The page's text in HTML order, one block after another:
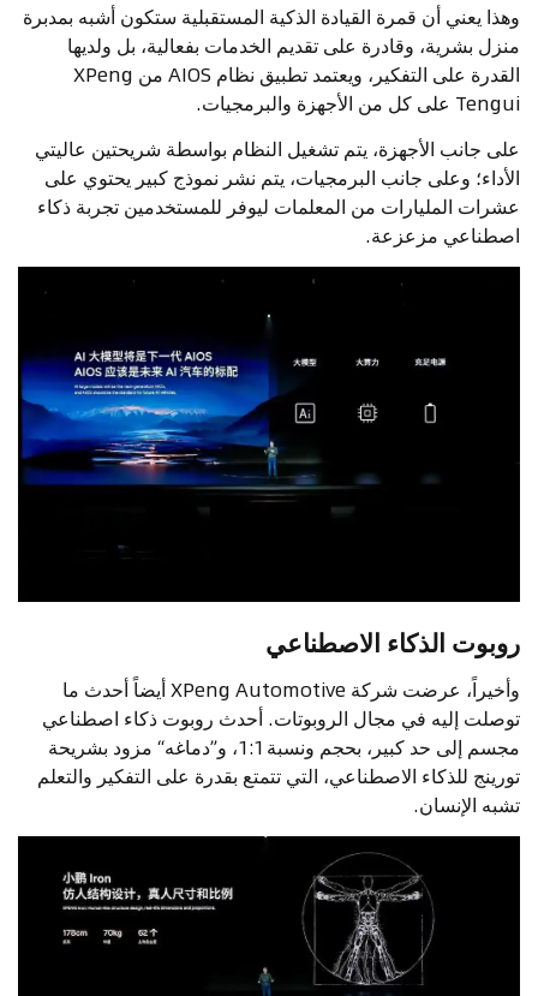
وهذا يعني أن قمرة القيادة الذكية المستقبلية ستكون أشبه بمدبرة
منزل بشرية، وقادرة على تقديم الخدمات بفعالية، بل ولديها
القدرة على التفكير، ويعتمد تطبيق نظام AIOS من XPeng
Tengui على كل من الأجهزة والبرمجيات.
على جانب الأجهزة، يتم تشغيل النظام بواسطة شريحتين عاليتي
الأداء؛ وعلى جانب البرمجيات، يتم نشر نموذج كبير يحتوي على
عشرات المليارات من المعلمات ليوفر للمستخدمين تجربة ذكاء
اصطناعي مزعزعة.
روبوت الذكاء الاصطناعي
وأخيراً، عرضت شركة XPeng Automotive أيضاً أحدث ما
توصلت إليه في مجال الروبوتات. أحدث روبوت ذكاء اصطناعي
مجسم إلى حد كبير، بحجم ونسبة 1:1، و”دماغه“ مزود بشريحة
تورينج للذكاء الاصطناعي، التي تتمتع بقدرة على التفكير والتعلم
تشبه الإنسان.